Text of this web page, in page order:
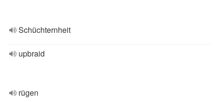
Schüchternheit
upbraid
rügen